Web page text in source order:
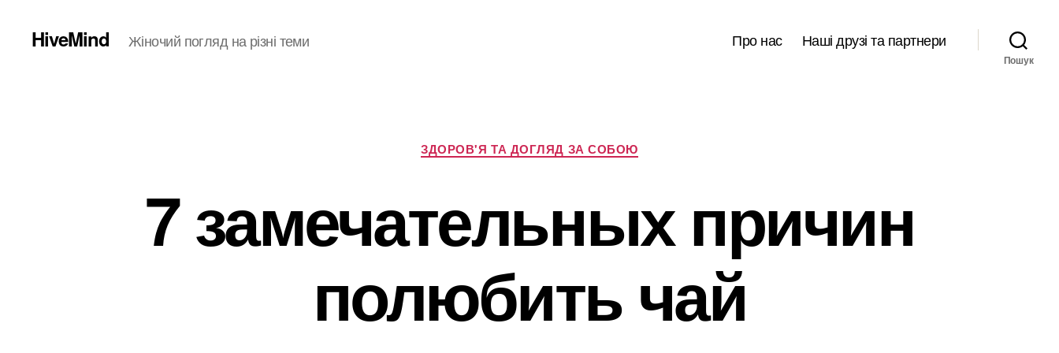
HiveMind Жіночий погляд на різні теми Про нас Наші друзі та партнери
Пошук
Категорії
ЗДОРОВ'Я ТА ДОГЛЯД ЗА СОБОЮ
7 замечательных причин
полюбить чай